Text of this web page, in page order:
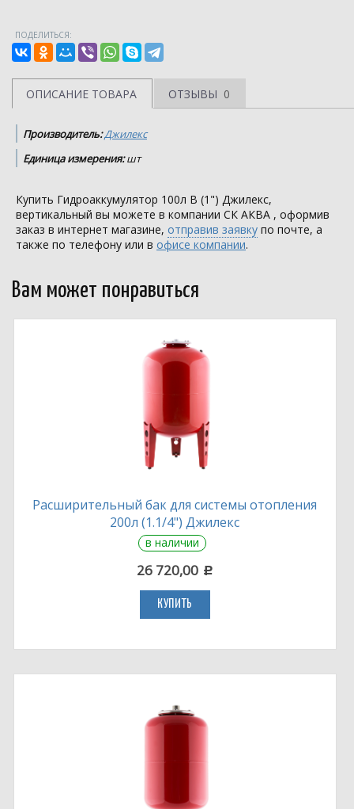
ПОДЕЛИТЬСЯ:
ОПИСАНИЕ ТОВАРА ОТЗЫВЫ 0
Производитель:Джилекс
Единица измерения:шт
Купить Гидроаккумулятор 100л В (1") Джилекс,
вертикальный вы можете в компании СК АКВА , оформив
заказ в интернет магазине, отправив заявку по почте, а
также по телефону или в офисе компании.
Вам может понравиться
Расширительный бак для системы отопления
200л (1.1/4") Джилекс
в наличии
26 720,00 c
КУПИТЬ